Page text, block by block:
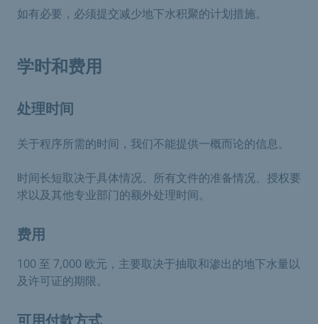
如有必要，必须提交减少地下水积聚的计划措施。
学时和费用
处理时间
关于程序所需的时间，我们不能提供一概而论的信息。
时间长短取决于具体情况、所有文件的准备情况、授权要
求以及其他专业部门的额外处理时间。
费用
100 至 7,000 欧元，主要取决于抽取和渗出的地下水量以
及许可证的期限。
可用付款方式